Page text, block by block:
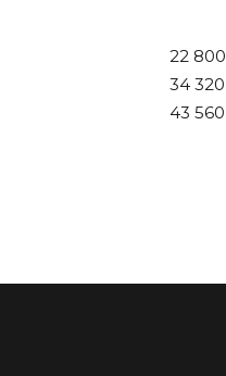
22 800
34 320
43 560